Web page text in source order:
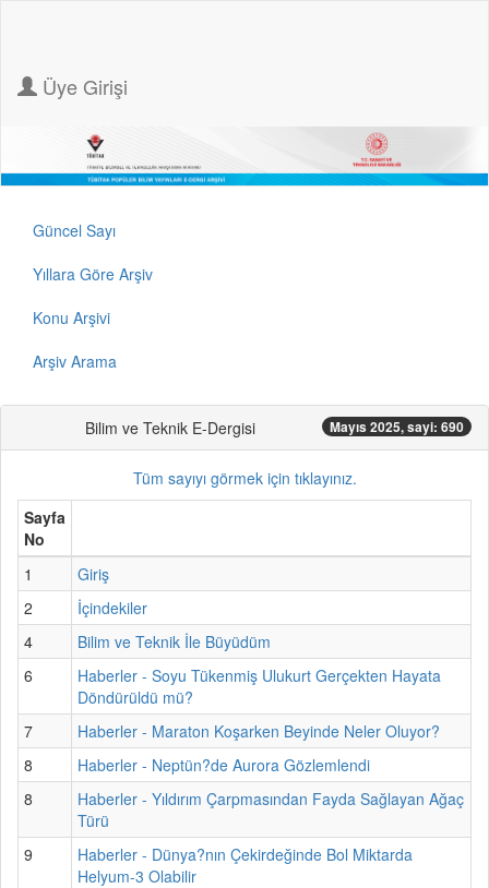
Üye Girişi
Güncel Sayı
Yıllara Göre Arşiv
Konu Arşivi
Arşiv Arama
Bilim ve Teknik E-Dergisi Mayıs 2025, sayi: 690
Tüm sayıyı görmek için tıklayınız.
Sayfa
No
1
Giriş
2
İçindekiler
4
Bilim ve Teknik İle Büyüdüm
6
Haberler - Soyu Tükenmiş Ulukurt Gerçekten Hayata
Döndürüldü mü?
7
Haberler - Maraton Koşarken Beyinde Neler Oluyor?
8
Haberler - Neptün?de Aurora Gözlemlendi
8
Haberler - Yıldırım Çarpmasından Fayda Sağlayan Ağaç
Türü
9
Haberler - Dünya?nın Çekirdeğinde Bol Miktarda
Helyum-3 Olabilir